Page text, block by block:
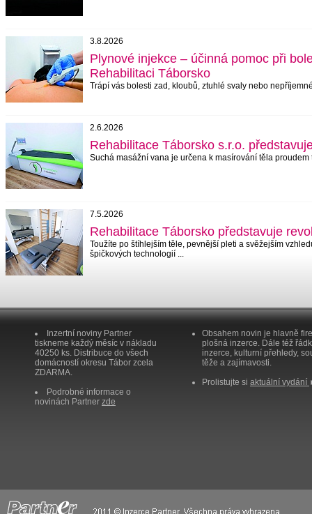
3.8.2026
Plynové injekce – účinná pomoc při
Rehabilitaci Táborsko
Trápí vás bolesti zad, kloubů, ztuhlé svaly nebo
2.6.2026
Rehabilitace Táborsko s.r.o.
Suchá masážní vana je určena k masíro­vání těla
7.5.2026
Rehabilitace Táborsko představuje
Toužíte po štíhlejším těle, pevněj­ší pleti a svě­žej­ším
špičkových tech­­nologií ...
Inzertní noviny Partner
tiskneme každý měsíc v nákladu
40250 ks. Distribuce do všech
domácností okresu Tábor zcela
ZDARMA.
Podrobné informace o
novinách Partner zde
Obsahem novin je hlavně
plošná inzerce. Dále též
inzerce, kulturní přehledy,
těže a zajímavosti.
Prolistujte si aktuální vydání